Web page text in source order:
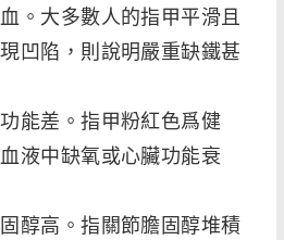
大多數人的指甲平滑且
凹陷，則說明嚴重缺鐵甚
差。指甲粉紅色爲健
液中缺氧或心臟功能衰
高。指關節膽固醇堆積